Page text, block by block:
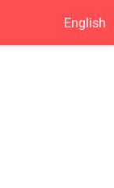
English